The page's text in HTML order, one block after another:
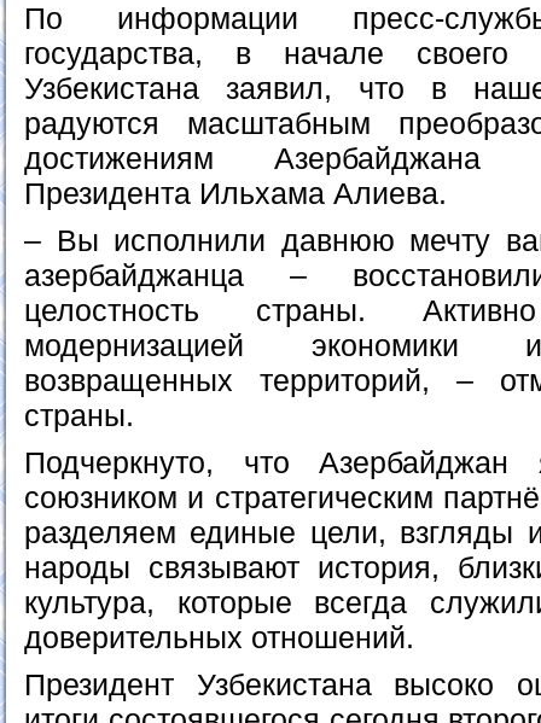
По информации пресс-
государства, в начале своего
Узбекистана заявил, что в
радуются масштабным
достижениям Азербайджана
Президента Ильхама Алиева.
– Вы исполнили давнюю мечту
азербайджанца –
целостность страны.
модернизацией экономики
возвращенных территорий, –
страны.
Подчеркнуто, что Азербайджан
союзником и стратегическим
разделяем единые цели, взгляды
народы связывают история,
культура, которые всегда
доверительных отношений.
Президент Узбекистана высоко